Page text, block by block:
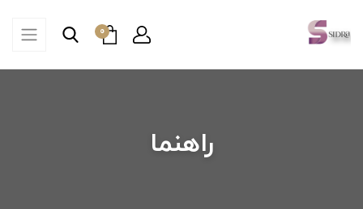
0
راهنما